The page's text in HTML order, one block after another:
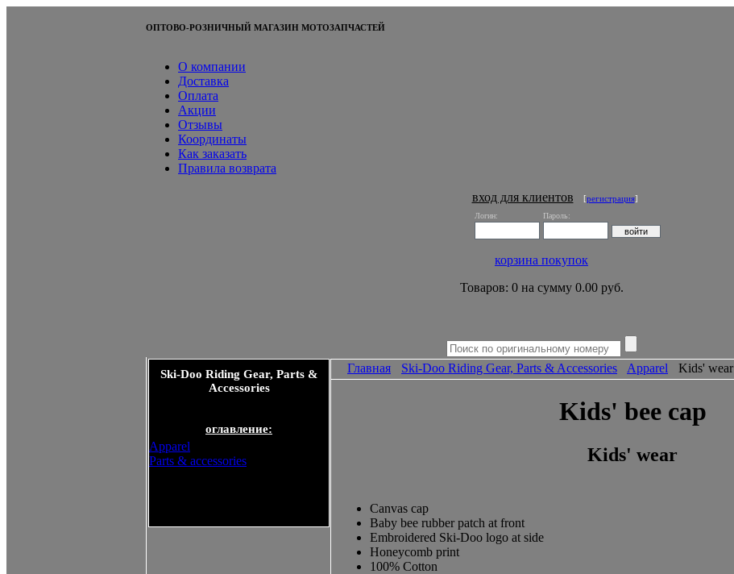
ОПТОВО-РОЗНИЧНЫЙ МАГАЗИН МОТОЗАПЧАСТЕЙ
О компании
Доставка
Оплата
Акции
Отзывы
Координаты
Как заказать
Правила возврата
вход для клиентов [регистрация]
Логин: Пароль:
корзина покупок
Товаров: 0 на сумму 0.00 руб.
Ski-Doo Riding Gear, Parts &
Accessories
оглавление:
Apparel
Parts & accessories
Главная Ski-Doo Riding Gear, Parts & Accessories Apparel Kids' wear
Kids' bee cap
Kids' wear
Canvas cap
Baby bee rubber patch at front
Embroidered Ski-Doo logo at side
Honeycomb print
100% Cotton